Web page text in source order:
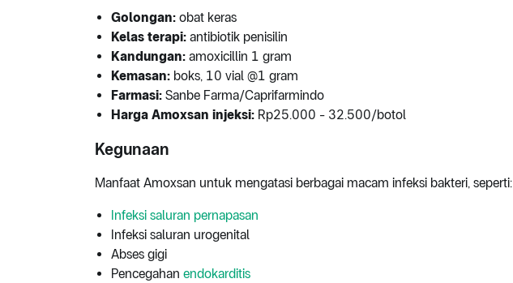
Golongan: obat keras
Kelas terapi: antibiotik penisilin
Kandungan: amoxicillin 1 gram
Kemasan: boks, 10 vial @1 gram
Farmasi: Sanbe Farma/Caprifarmindo
Harga Amoxsan injeksi: Rp25.000 - 32.500/botol
Kegunaan
Manfaat Amoxsan untuk mengatasi berbagai macam infeksi bakteri, seperti:
Infeksi saluran pernapasan
Infeksi saluran urogenital
Abses gigi
Pencegahan endokarditis